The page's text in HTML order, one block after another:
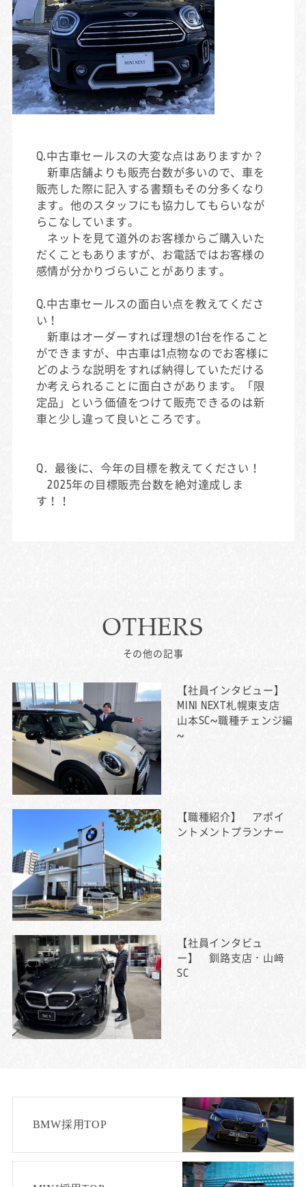
Q.中古車セールスの大変な点はありますか？
新車店舗よりも販売台数が多いので、車を
販売した際に記入する書類もその分多くなり
ます。他のスタッフにも協力してもらいなが
らこなしています。
ネットを見て道外のお客様からご購入いた
だくこともありますが、お電話ではお客様の
感情が分かりづらいことがあります。
Q.中古車セールスの面白い点を教えてくださ
い！
新車はオーダーすれば理想の1台を作ること
ができますが、中古車は1点物なのでお客様に
どのような説明をすれば納得していただける
か考えられることに面白さがあります。「限
定品」という価値をつけて販売できるのは新
車と少し違って良いところです。
Q．最後に、今年の目標を教えてください！
2025年の目標販売台数を絶対達成しま
す！！
OTHERS
その他の記事
【社員インタビュー】
MINI NEXT札幌東支店
山本SC~職種チェンジ編
~
【職種紹介】 アポイ
ントメントプランナー
【社員インタビュ
ー】 釧路支店・山﨑
SC
BMW採用TOP